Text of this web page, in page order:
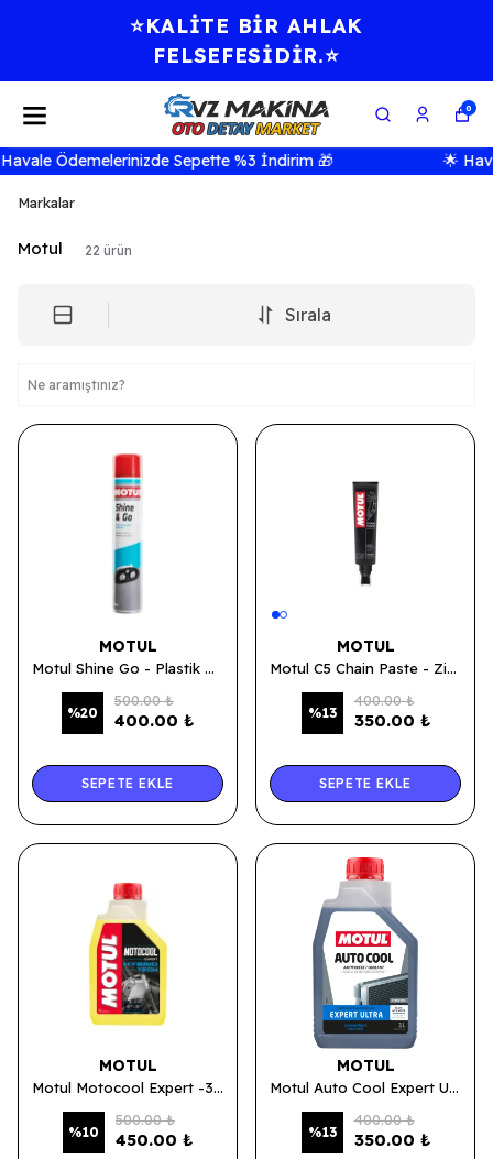
⭐KALİTE BİR AHLAK
FELSEFESİDİR.⭐
0
Ödemelerinizde Sepette %3 İndirim 🎁 🌟
Markalar
Motul 22 ürün
Sırala
MOTUL
Motul Shine Go - Plastik Yüzey Parlatıcı 750 ML.
%20
500.00 ₺
400.00 ₺
SEPETE EKLE
MOTUL
Motul C5 Chain Paste - Zincir Yağlama Kremi 150 ML.
%13
400.00 ₺
350.00 ₺
SEPETE EKLE
MOTUL
Motul Motocool Expert -37°C Motosiklet Sarı Antifiriz ve Soğutma Sıvısı - 1 Lt ( Üretim Yılı: 2025 )
%10
500.00 ₺
450.00 ₺
MOTUL
Motul Auto Cool Expert Ultra Konsantre 1 Lt Mavi Antifriz ( Üretim Yılı: 2025 )
%13
400.00 ₺
350.00 ₺